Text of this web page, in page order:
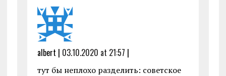
albert | 03.10.2020 at 21:57 |
тут бы неплохо разделить: советское